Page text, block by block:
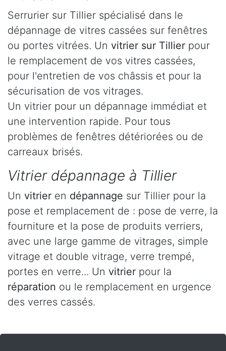
Serrurier sur Tillier spécialisé dans le
dépannage de vitres cassées sur fenêtres
ou portes vitrées. Un vitrier sur Tillier pour
le remplacement de vos vitres cassées,
pour l'entretien de vos châssis et pour la
sécurisation de vos vitrages.
Un vitrier pour un dépannage immédiat et
une intervention rapide. Pour tous
problèmes de fenêtres détériorées ou de
carreaux brisés.
Vitrier dépannage à Tillier
Un vitrier en dépannage sur Tillier pour la
pose et remplacement de : pose de verre, la
fourniture et la pose de produits verriers,
avec une large gamme de vitrages, simple
vitrage et double vitrage, verre trempé,
portes en verre... Un vitrier pour la
réparation ou le remplacement en urgence
des verres cassés.